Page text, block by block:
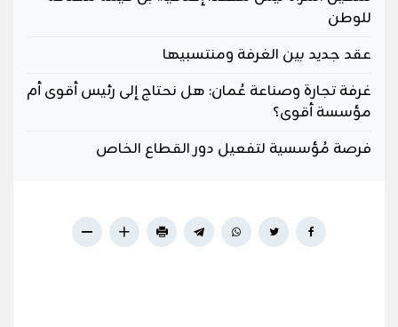
للوطن
عقد جديد بين الغرفة ومنتسبيها
غرفة تجارة وصناعة عُمان: هل نحتاج إلى رئيس أقوى أم
مؤسسة أقوى؟
فرصة مُؤسسية لتفعيل دور القطاع الخاص